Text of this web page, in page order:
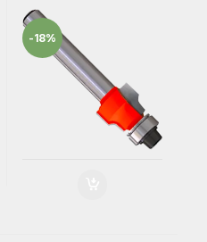
Kenar
Temizleme
Freze Bıçak
-18%